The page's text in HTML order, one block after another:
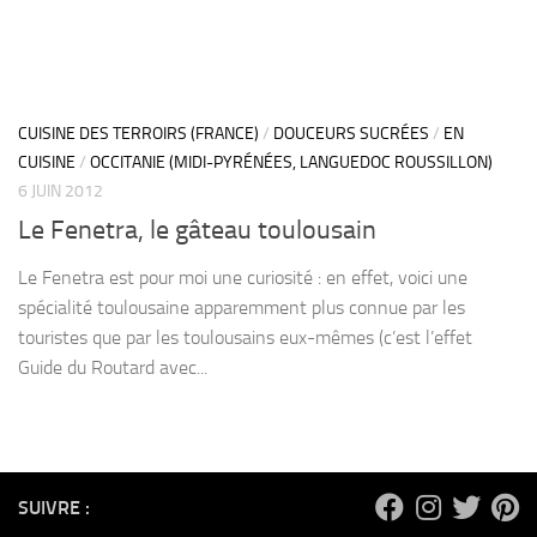
CUISINE DES TERROIRS (FRANCE) / DOUCEURS SUCRÉES / EN
CUISINE / OCCITANIE (MIDI-PYRÉNÉES, LANGUEDOC ROUSSILLON)
6 JUIN 2012
Le Fenetra, le gâteau toulousain
Le Fenetra est pour moi une curiosité : en effet, voici une
spécialité toulousaine apparemment plus connue par les
touristes que par les toulousains eux-mêmes (c’est l’effet
Guide du Routard avec...
SUIVRE :